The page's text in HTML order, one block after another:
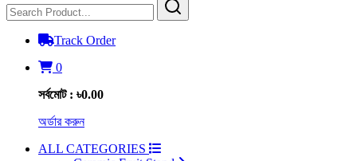
Track Order
0
সর্বমোট : ৳0.00
অর্ডার করুন
ALL CATEGORIES